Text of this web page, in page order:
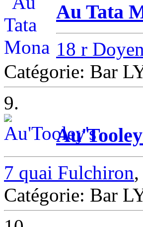
Au Tata
18 r
Catégorie: Bar
9.
7 quai Fulchiron
Catégorie: Bar